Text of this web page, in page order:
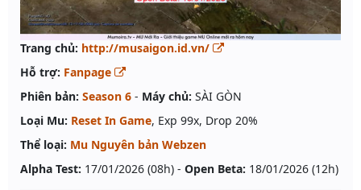
Trang chủ: http://musaigon.id.vn/
Hỗ trợ: Fanpage
Phiên bản: Season 6 - Máy chủ: SÀI GÒN
Loại Mu: Reset In Game, Exp 99x, Drop 20%
Thể loại: Mu Nguyên bản Webzen
Alpha Test: 17/01/2026 (08h) - Open Beta: 18/01/2026 (12h)